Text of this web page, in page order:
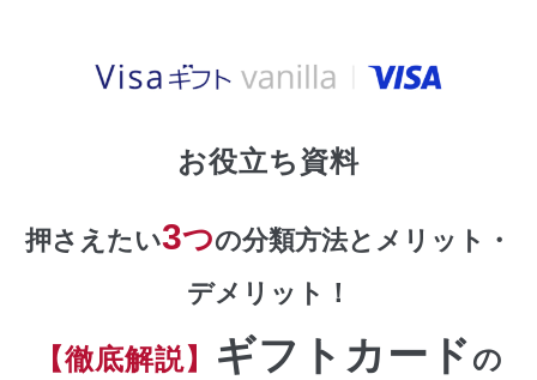
お役立ち資料
押さえたい3つの分類方法とメリット・
デメリット！
【徹底解説】 ギフトカードの